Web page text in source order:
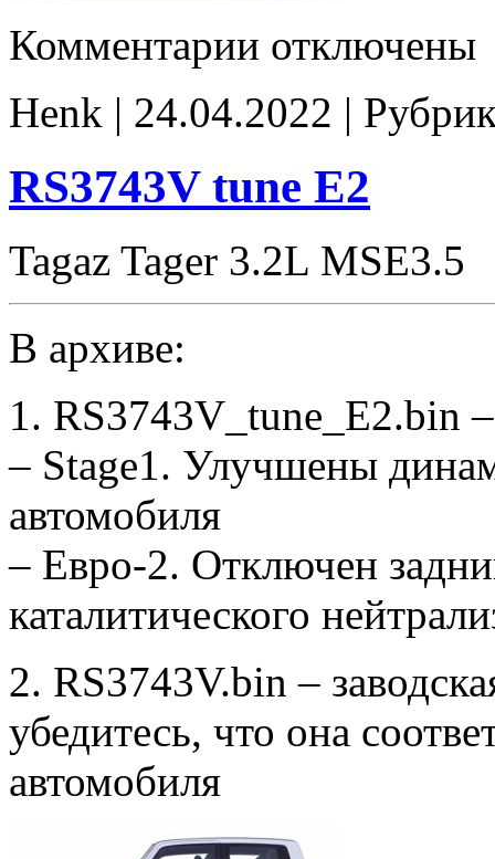
Комментарии записи
отключены
Henk | 24.04.2022 |
RS3743V tune E2
Tagaz Tager 3.2L MSE3.5
В архиве:
1. RS3743V_tune_E2.bin
– Stage1. Улучшены
автомобиля
– Евро-2. Отключен
каталитического
2. RS3743V.bin –
убедитесь, что она
автомобиля